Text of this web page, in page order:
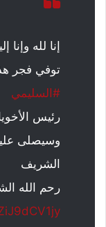
إنا لله وإنا
توفي فجر
#السليمي
رئيس
وسيصلى
الشريف
رحم الله